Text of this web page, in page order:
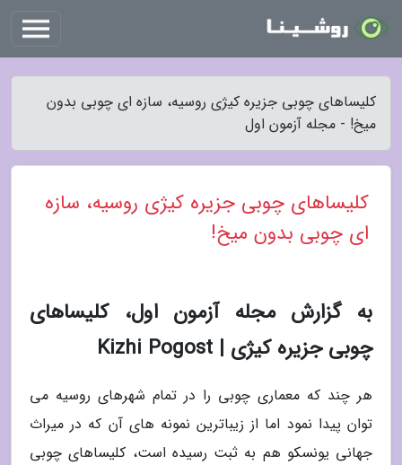
کلیساهای چوبی جزیره کیژی روسیه، سازه ای چوبی بدون
میخ! - مجله آزمون اول
کلیساهای چوبی جزیره کیژی روسیه، سازه
ای چوبی بدون میخ!
به گزارش مجله آزمون اول، کلیساهای
چوبی جزیره کیژی | Kizhi Pogost
هر چند که معماری چوبی را در تمام شهرهای روسیه می
توان پیدا نمود اما از زیباترین نمونه های آن که در میراث
جهانی یونسکو هم به ثبت رسیده است، کلیساهای چوبی